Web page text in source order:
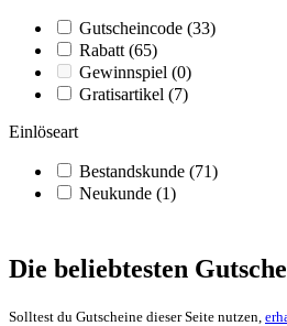
Gutscheincode (33)
Rabatt (65)
Gewinnspiel (0)
Gratisartikel (7)
Einlöseart
Bestandskunde (71)
Neukunde (1)
Die beliebtesten
Solltest du Gutscheine dieser Seite nutzen,